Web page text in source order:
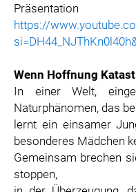
SWITCHBOT
SUPERUM
PRESSEBILDER
PRESSEKONTAKT
Präsentation
https://
Wenn Hoffnung
In einer Welt,
Naturphänomen, das
lernt ein einsamer
besonderes Mädchen
Gemeinsam brechen
stoppen,